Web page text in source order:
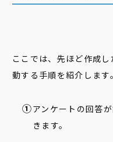
ここでは、先ほど作成
動する手順を紹介します。
アンケートの回答
きます。